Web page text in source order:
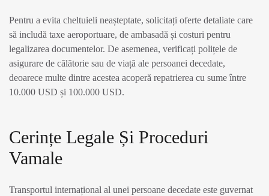
Pentru a evita cheltuieli neașteptate, solicitați oferte detaliate care
să includă taxe aeroportuare, de ambasadă și costuri pentru
legalizarea documentelor. De asemenea, verificați polițele de
asigurare de călătorie sau de viață ale persoanei decedate,
deoarece multe dintre acestea acoperă repatrierea cu sume între
10.000 USD și 100.000 USD.
Cerințe Legale Și Proceduri
Vamale
Transportul internațional al unei persoane decedate este guvernat